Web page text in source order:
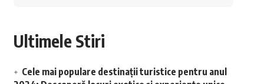
Ultimele Stiri
Cele mai populare destinații turistice pentru anul